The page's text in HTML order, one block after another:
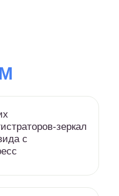
зеркал
с